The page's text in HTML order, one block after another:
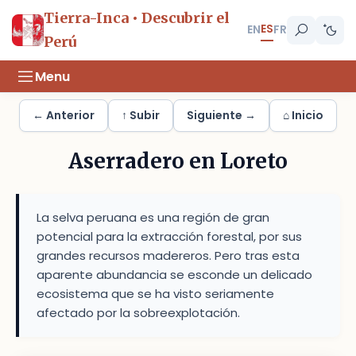
Tierra-Inca • Descubrir el
Perú
ENESFR
Menu
← Anterior ↑ Subir Siguiente → ⌂ Inicio
Aserradero en Loreto
La selva peruana es una región de gran
potencial para la extracción forestal, por sus
grandes recursos madereros. Pero tras esta
aparente abundancia se esconde un delicado
ecosistema que se ha visto seriamente
afectado por la sobreexplotación.